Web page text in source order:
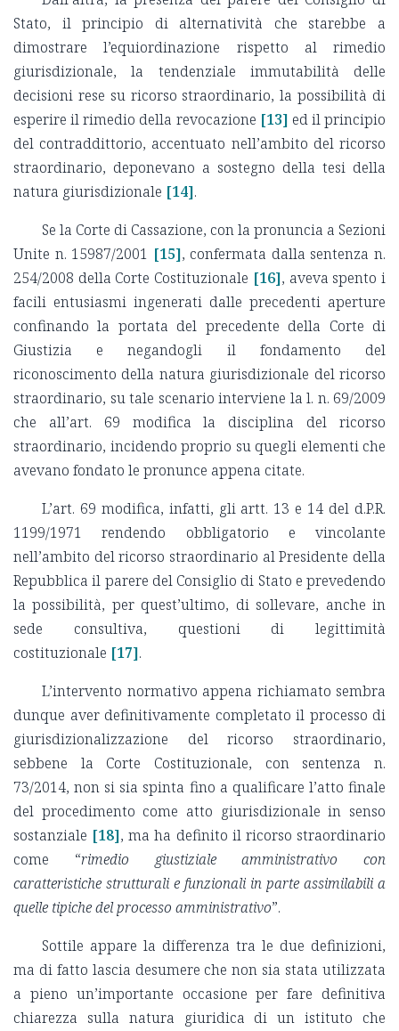
Stato, il principio di alternatività che starebbe a
dimostrare l’equiordinazione rispetto al rimedio
giurisdizionale, la tendenziale immutabilità delle
decisioni rese su ricorso straordinario, la possibilità di
esperire il rimedio della revocazione [13] ed il principio
del contraddittorio, accentuato nell’ambito del ricorso
straordinario, deponevano a sostegno della tesi della
natura giurisdizionale [14].
Se la Corte di Cassazione, con la pronuncia a Sezioni
Unite n. 15987/2001 [15], confermata dalla sentenza n.
254/2008 della Corte Costituzionale [16], aveva spento i
facili entusiasmi ingenerati dalle precedenti aperture
confinando la portata del precedente della Corte di
Giustizia e negandogli il fondamento del
riconoscimento della natura giurisdizionale del ricorso
straordinario, su tale scenario interviene la l. n. 69/2009
che all’art. 69 modifica la disciplina del ricorso
straordinario, incidendo proprio su quegli elementi che
avevano fondato le pronunce appena citate.
L’art. 69 modifica, infatti, gli artt. 13 e 14 del d.P.R.
1199/1971 rendendo obbligatorio e vincolante
nell’ambito del ricorso straordinario al Presidente della
Repubblica il parere del Consiglio di Stato e prevedendo
la possibilità, per quest’ultimo, di sollevare, anche in
sede consultiva, questioni di legittimità
costituzionale [17].
L’intervento normativo appena richiamato sembra
dunque aver definitivamente completato il processo di
giurisdizionalizzazione del ricorso straordinario,
sebbene la Corte Costituzionale, con sentenza n.
73/2014, non si sia spinta fino a qualificare l’atto finale
del procedimento come atto giurisdizionale in senso
sostanziale [18], ma ha definito il ricorso straordinario
come “rimedio giustiziale amministrativo con
caratteristiche strutturali e funzionali in parte assimilabili a
quelle tipiche del processo amministrativo”.
Sottile appare la differenza tra le due definizioni,
ma di fatto lascia desumere che non sia stata utilizzata
a pieno un’importante occasione per fare definitiva
chiarezza sulla natura giuridica di un istituto che